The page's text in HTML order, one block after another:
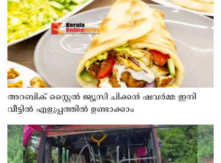
അറബിക് സ്റ്റൈൽ ജ്യൂസി ചിക്കൻ ഷവർമ്മ ഇനി
വീട്ടിൽ എളുപ്പത്തിൽ ഉണ്ടാക്കാം